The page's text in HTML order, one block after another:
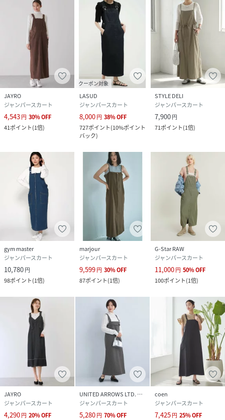
JAYRO
ジャンパースカート
4,543円 30%OFF
41ポイント(1倍)
クーポン対象
LASUD
ジャンパースカート
8,000円 38%OFF
727ポイント(10%ポイント
バック)
STYLE DELI
ジャンパースカート
7,900円
71ポイント(1倍)
gym master
ジャンパースカート
10,780円
98ポイント(1倍)
marjour
ジャンパースカート
9,599円 30%OFF
87ポイント(1倍)
G-Star RAW
ジャンパースカート
11,000円 50%OFF
100ポイント(1倍)
JAYRO
ジャンパースカート
4,290円 20%OFF
UNITED ARROWS LTD. OUTLET
ジャンパースカート
5,280円 70%OFF
coen
ジャンパースカート
7,425円 25%OFF